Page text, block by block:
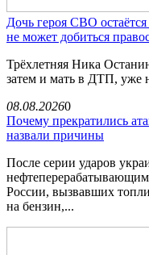
Дочь героя СВО
не может добиться
Трёхлетняя Ника
затем и мать в ДТП, уже
08.08.20260
Почему прекратились
назвали причины
После серии ударов
России, вызвавших
на бензин,...